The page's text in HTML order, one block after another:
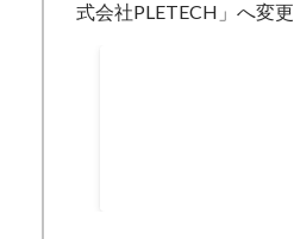
式会社PLETECH」へ変更